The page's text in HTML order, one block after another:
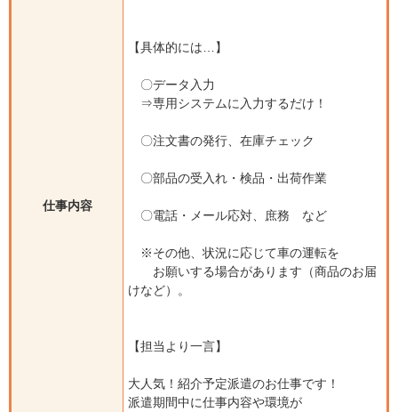
仕事内容
【具体的には…】
〇データ入力
⇒専用システムに入力するだけ！
〇注文書の発行、在庫チェック
〇部品の受入れ・検品・出荷作業
〇電話・メール応対、庶務 など
※その他、状況に応じて車の運転を
お願いする場合があります（商品のお届
けなど）。
【担当より一言】
大人気！紹介予定派遣のお仕事です！
派遣期間中に仕事内容や環境が